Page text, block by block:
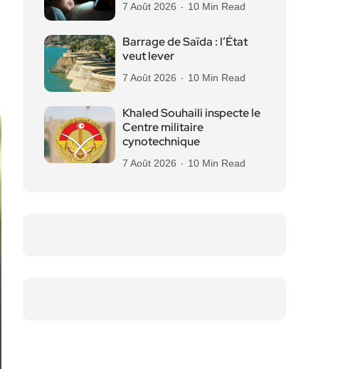
7 Août 2026 10 Min Read
Barrage de Saïda : l’État
veut lever
7 Août 2026 10 Min Read
Khaled Souhaili inspecte le
Centre militaire
cynotechnique
7 Août 2026 10 Min Read